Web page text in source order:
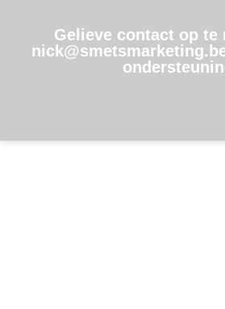
Gelieve contact op te